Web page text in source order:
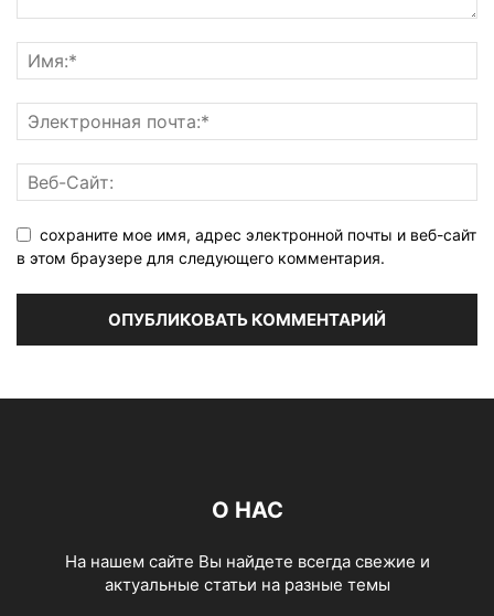
сохраните мое имя, адрес электронной почты и веб-сайт
в этом браузере для следующего комментария.
О НАС
На нашем сайте Вы найдете всегда свежие и
актуальные статьи на разные темы